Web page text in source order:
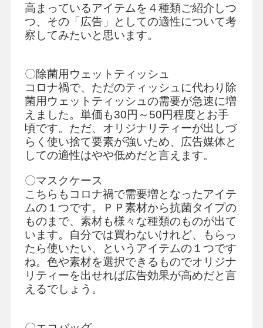
高まっているアイテムを４種類ご紹介しつ
つ、その「広告」としての適性について考
察してみたいと思います。
〇除菌用ウェットティッシュ
コロナ禍で、ただのティッシュに代わり除
菌用ウェットティッシュの需要が急速に増
えました。単価も30円～50円程度とお手
頃です。ただ、オリジナリティーが出しづ
らく使い捨て要素が強いため、広告媒体と
しての適性はやや低めだと言えます。
〇マスクケース
こちらもコロナ禍で需要増となったアイテ
ムの１つです。ＰＰ素材から抗菌タイプの
ものまで、素材も様々な種類のものが出て
います。自分では買わないけれど、もらっ
たら使いたい、というアイテムの１つです
ね。色や素材を選択できるものでオリジナ
リティーを出せれば広告効果が高めだと言
えるでしょう。